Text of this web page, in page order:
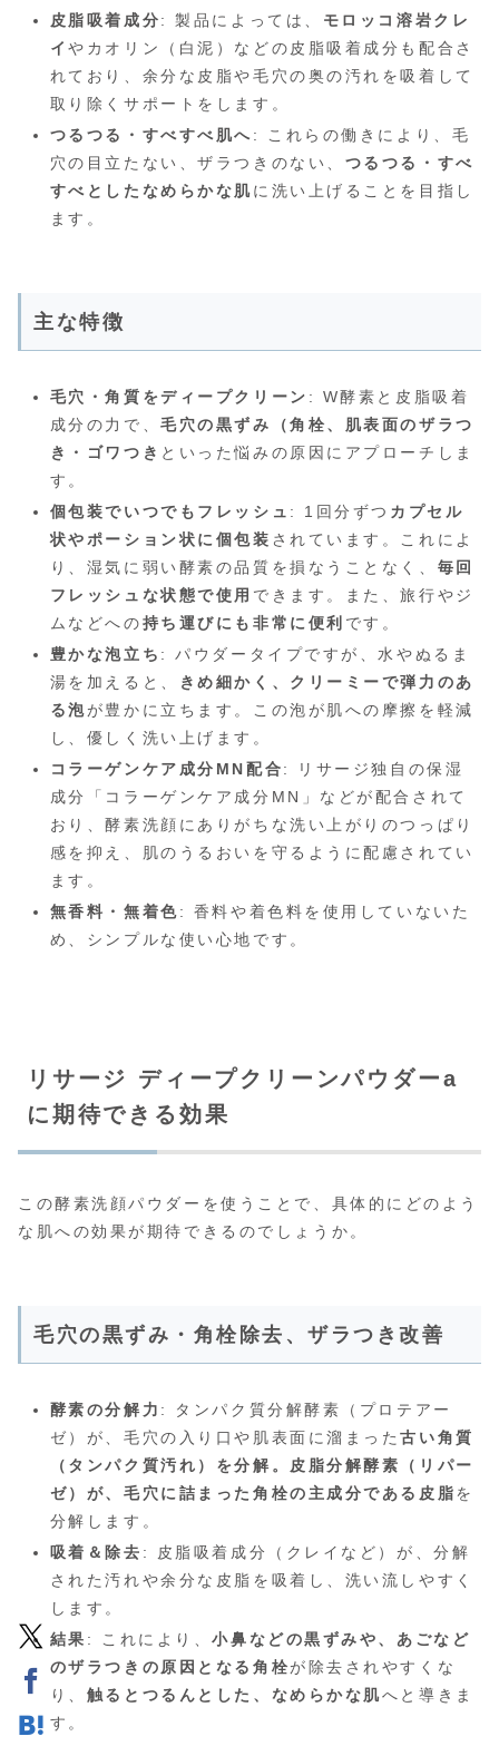
皮脂吸着成分: 製品によっては、 モロッコ溶岩クレ
イやカオリン（白泥）などの皮脂吸着成分も配合さ
れており、余分な皮脂や毛穴の奥の汚れを吸着して
取り除くサポートをします。
つるつる・すべすべ肌へ : これらの働きにより、毛
穴の目立たない、ザラつきのない、 つるつる・すべ
すべとしたなめらかな肌に洗い上げることを目指し
ます。
主な特徴
毛穴・角質をディープクリーン : W酵素と皮脂吸着
成分の力で、毛穴の黒ずみ（角栓、肌表面のザラつ
き・ゴワつき といった悩みの原因にアプローチしま
す。
個包装でいつでもフレッシュ : 1回分ずつ カプセル
状やポーション状に個包装 されています。これによ
り、湿気に弱い酵素の品質を損なうことなく、 毎回
フレッシュな状態で使用 できます。また、旅行やジ
ムなどへの持ち運びにも非常に便利 です。
豊かな泡立ち : パウダータイプですが、水やぬるま
湯を加えると、
きめ細かく、クリーミーで弾力のあ
る泡が豊かに立ちます。この泡が肌への摩擦を軽減
し、優しく洗い上げます。
コラーゲンケア成分MN配合: リサージ独自の保湿
成分「コラーゲンケア成分MN」などが配合されて
おり、酵素洗顔にありがちな洗い上がりのつっぱり
感を抑え、肌のうるおいを守るように配慮されてい
ます。
無香料・無着色: 香料や着色料を使用していないた
め、シンプルな使い心地です。
リサージ ディープクリーンパウダーa
に期待できる効果
この酵素洗顔パウダーを使うことで、具体的にどのよう
な肌への効果が期待できるのでしょうか。
毛穴の黒ずみ・角栓除去、ザラつき改善
酵素の分解力 : タンパク質分解酵素（プロテアー
ゼ）が、毛穴の入り口や肌表面に溜まった古い角質
（タンパク質汚れ）を分解。皮脂分解酵素（リパー
ゼ）が、毛穴に詰まった角栓の主成分である皮脂を
分解します。
吸着＆除去 : 皮脂吸着成分（クレイなど）が、分解
された汚れや余分な皮脂を吸着し、洗い流しやすく
します。
結果 : これにより、小鼻などの黒ずみや、あごなど
のザラつきの原因となる角栓が除去されやすくな
り、 触るとつるんとした、なめらかな肌へと導きま
す。